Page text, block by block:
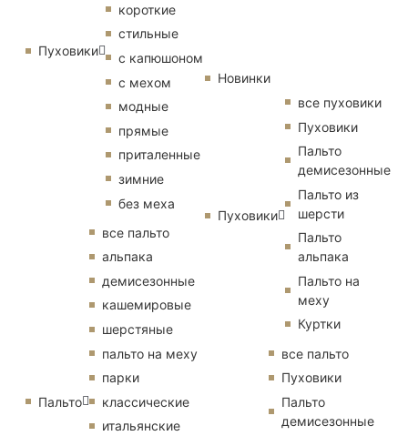
Пуховики
короткие
стильные
с капюшоном
с мехом
модные
прямые
приталенные
зимние
без меха
Пальто
все пальто
альпака
демисезонные
кашемировые
шерстяные
пальто на меху
парки
классические
итальянские
Новинки
Пуховики
все пуховики
Пуховики
Пальто
демисезонные
Пальто из
шерсти
Пальто
альпака
Пальто на
меху
Куртки
все пальто
Пуховики
Пальто
демисезонные